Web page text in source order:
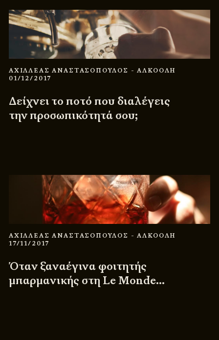
ΑΧΙΛΛΕΑΣ ΑΝΑΣΤΑΣΟΠΟΥΛΟΣ - ΑΛΚΟΟΛΗ
01/12/2017
Δείχνει το ποτό που διαλέγεις
την προσωπικότητά σου;
ΑΧΙΛΛΕΑΣ ΑΝΑΣΤΑΣΟΠΟΥΛΟΣ - ΑΛΚΟΟΛΗ
17/11/2017
Όταν ξαναέγινα φοιτητής
μπαρμανικής στη Le Monde…